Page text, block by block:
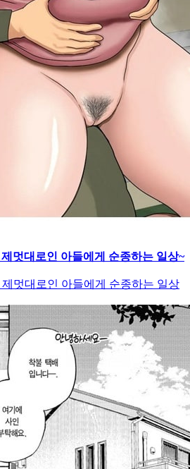
멋대로인 아들에게 순종하는 일상~
멋대로인 아들에게 순종하는 일상